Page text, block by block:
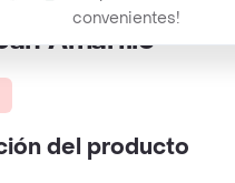
convenientes!
Amarillo
del producto